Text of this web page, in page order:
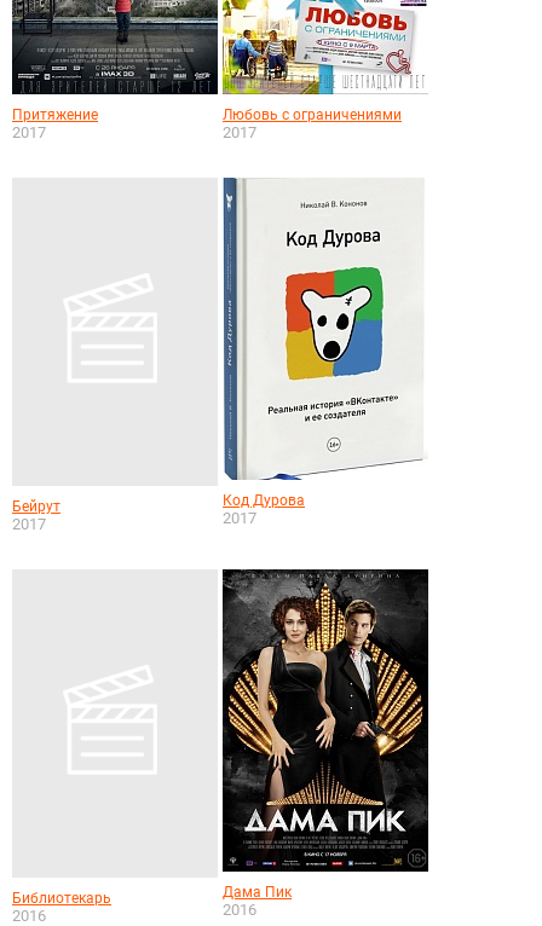
Притяжение
2017
Любовь с ограничениями
2017
Бейрут
2017
Код Дурова
2017
Библиотекарь
2016
Дама Пик
2016